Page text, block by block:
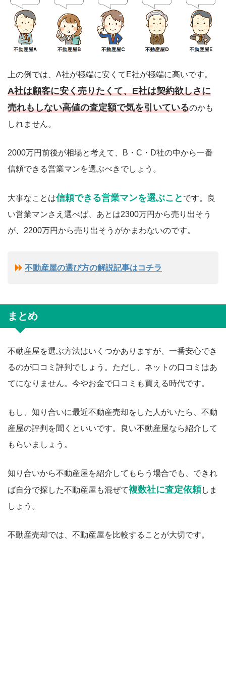
上の例では、A社が極端に安くてE社が極端に高いです。
A社は顧客に安く売りたくて、E社は契約欲しさに
売れもしない高値の査定額で気を引いているのかも
しれません。
2000万円前後が相場と考えて、B・C・D社の中から一番
信頼できる営業マンを選ぶべきでしょう。
大事なことは信頼できる営業マンを選ぶこと です。良
い営業マンさえ選べば、あとは2300万円から売り出そう
が、2200万円から売り出そうがかまわないのです。
不動産屋の選び方の解説記事はコチラ
まとめ
不動産屋を選ぶ方法はいくつかありますが、一番安心でき
るのが口コミ評判でしょう。ただし、ネットの口コミはあ
てになりません。今やお金で口コミも買える時代です。
もし、知り合いに最近不動産売却をした人がいたら、不動
産屋の評判を聞くといいです。良い不動産屋なら紹介して
もらいましょう。
知り合いから不動産屋を紹介してもらう場合でも、できれ
ば自分で探した不動産屋も混ぜて複数社に査定依頼しま
しょう。
不動産売却では、不動産屋を比較することが大切です。